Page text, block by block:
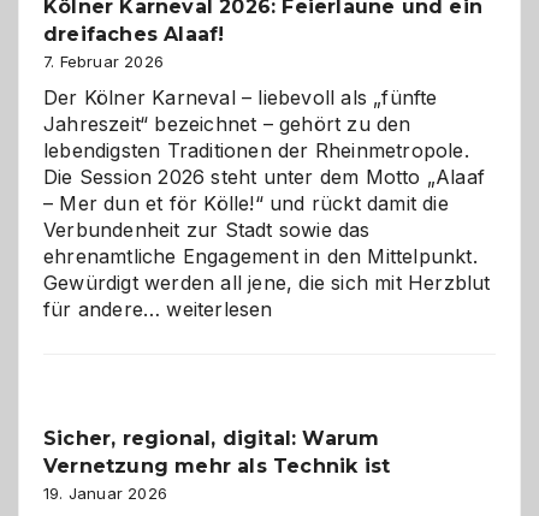
geworden
Kölner Karneval 2026: Feierlaune und ein
dreifaches Alaaf!
7. Februar 2026
Der Kölner Karneval – liebevoll als „fünfte
Jahreszeit“ bezeichnet – gehört zu den
lebendigsten Traditionen der Rheinmetropole.
Die Session 2026 steht unter dem Motto „Alaaf
– Mer dun et för Kölle!“ und rückt damit die
Verbundenheit zur Stadt sowie das
ehrenamtliche Engagement in den Mittelpunkt.
Gewürdigt werden all jene, die sich mit Herzblut
für andere…Kölner
ein
dreifaches
Alaaf!
weiterlesen
Sicher, regional, digital: Warum
Vernetzung mehr als Technik ist
19. Januar 2026